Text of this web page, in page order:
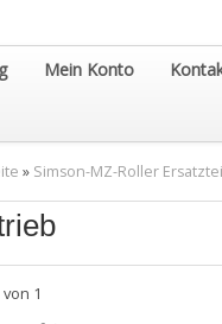
Mein Konto
» Simson-MZ-Roller
von 1